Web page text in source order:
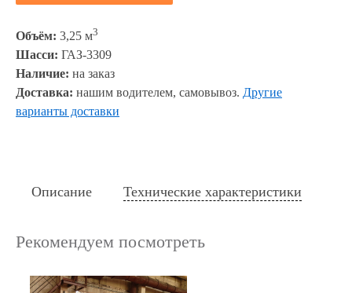
Объём: 3,25 м3
Шасси: ГАЗ-3309
Наличие: на заказ
Доставка: нашим водителем, самовывоз. Другие
варианты доставки
Описание Технические характеристики
Рекомендуем посмотреть